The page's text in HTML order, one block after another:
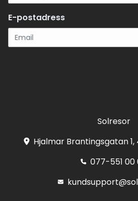
E-postadress
Solresor
Hjalmar Brantingsgatan
077-551 00